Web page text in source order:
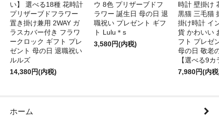
い】 選べる18種 花時計
プリザーブドフラワー
置き掛け兼用 2WAY ガ
ラスカバー付き フラワ
ークロック ギフト プレ
ゼント 母の日 退職祝い
ルルズ
14,380円(内税)
ウ 8色 プリザーブドフ
ラワー 誕生日 母の日 退
職祝い プレゼント ギフ
ト Lulu＊s
3,580円(内税)
時計 壁掛け
黒猫 三毛猫
掛け時計 イ
貨 かわいい
フト プレゼ
母の日 敬老
【選べる9カ
7,980円(内
ホーム